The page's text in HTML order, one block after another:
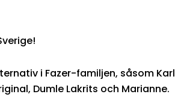
i Fazer-familjen, såsom Karl
Dumle Lakrits och Marianne.